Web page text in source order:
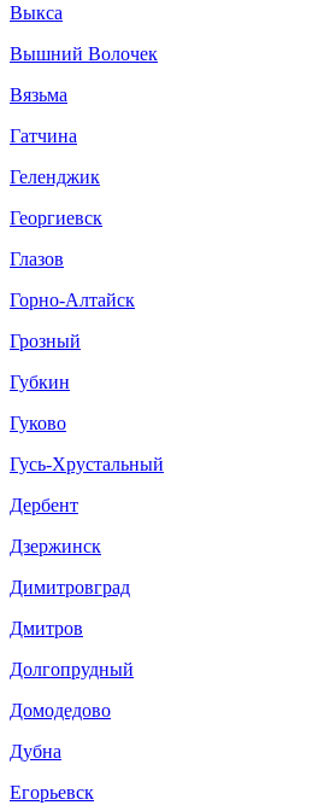
Выкса
Вышний Волочек
Вязьма
Гатчина
Геленджик
Георгиевск
Глазов
Горно-Алтайск
Грозный
Губкин
Гуково
Гусь-Хрустальный
Дербент
Дзержинск
Димитровград
Дмитров
Долгопрудный
Домодедово
Дубна
Егорьевск